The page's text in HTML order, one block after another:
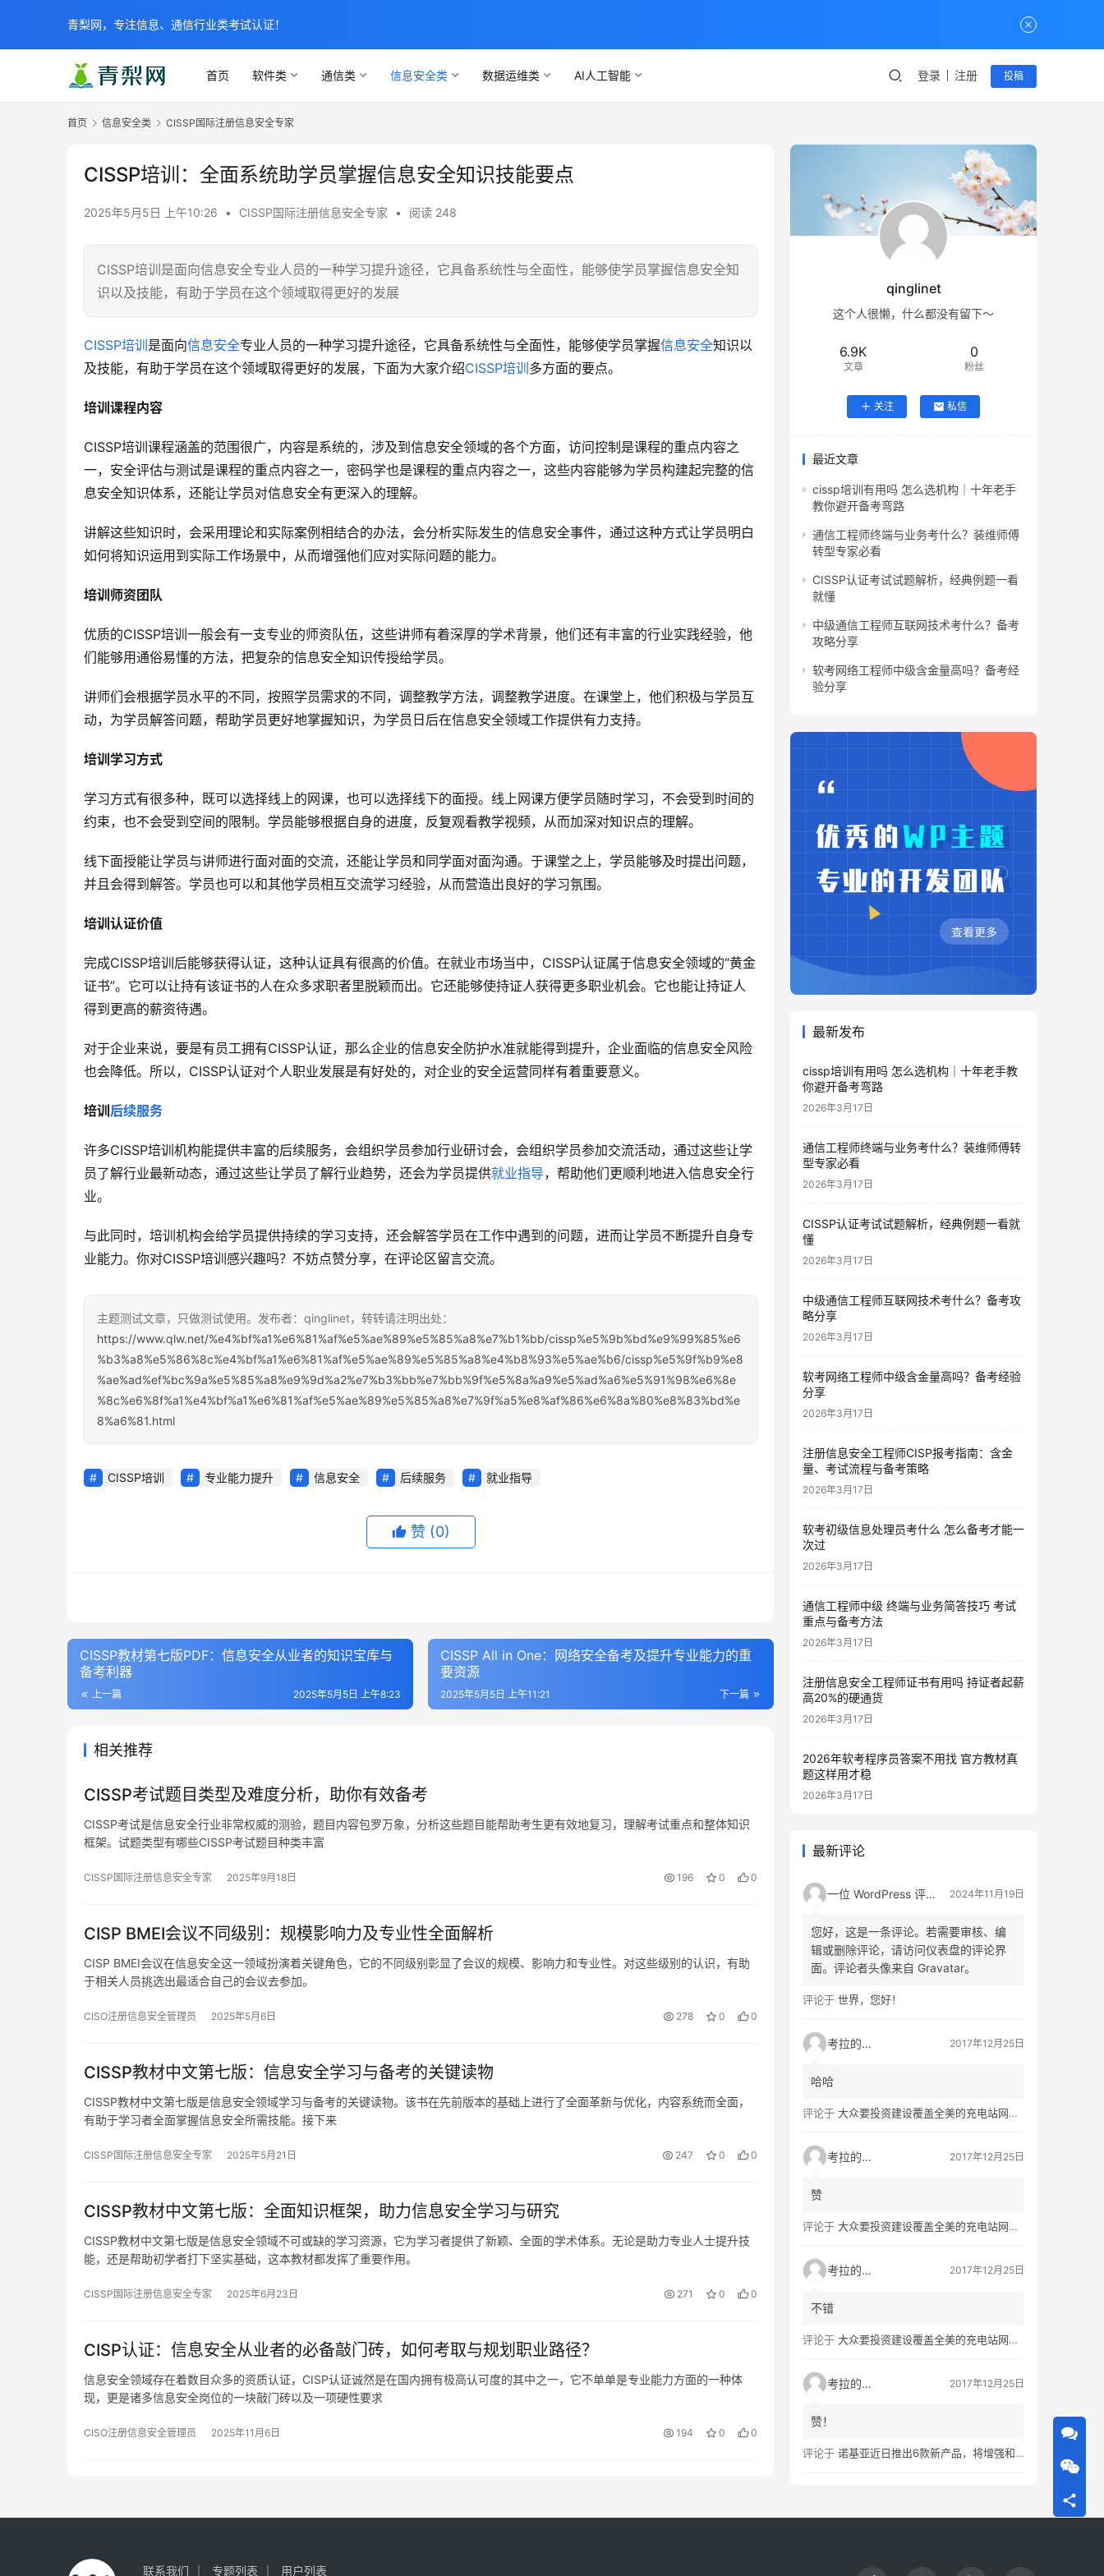
首页 软件类 通信类 信息安全类 数据运维类 AI人工智能 登录 注册 投稿
首页 信息安全类 CISSP国际注册信息安全专家
CISSP培训：全面系统助学员掌握信息安全知识技能要点
2025年5月5日 上午10:26 • CISSP国际注册信息安全专家 • 阅读 248
CISSP培训是面向信息安全专业人员的一种学习提升途径，它具备系统性与全面性，能够使学员掌握信息安全知
识以及技能，有助于学员在这个领域取得更好的发展
CISSP培训 是面向信息安全专业人员的一种学习提升途径，它具备系统性与全面性，能够使学员掌握信息安全知识以
及技能，有助于学员在这个领域取得更好的发展，下面为大家介绍CISSP培训 多方面的要点。
培训课程内容
CISSP培训课程涵盖的范围很广，内容是系统的，涉及到信息安全领域的各个方面，访问控制是课程的重点内容之
一，安全评估与测试是课程的重点内容之一，密码学也是课程的重点内容之一，这些内容能够为学员构建起完整的信
息安全知识体系，还能让学员对信息安全有更深入的理解。
讲解这些知识时，会采用理论和实际案例相结合的办法，会分析实际发生的信息安全事件，通过这种方式让学员明白
如何将知识运用到实际工作场景中，从而增强他们应对实际问题的能力。
培训师资团队
优质的CISSP培训一般会有一支专业的师资队伍，这些讲师有着深厚的学术背景，他们还有丰富的行业实践经验，他
们能够用通俗易懂的方法，把复杂的信息安全知识传授给学员。
讲师们会根据学员水平的不同，按照学员需求的不同，调整教学方法，调整教学进度。在课堂上，他们积极与学员互
动，为学员解答问题，帮助学员更好地掌握知识，为学员日后在信息安全领域工作提供有力支持。
培训学习方式
学习方式有很多种，既可以选择线上的网课，也可以选择线下的面授。线上网课方便学员随时学习，不会受到时间的
约束，也不会受到空间的限制。学员能够根据自身的进度，反复观看教学视频，从而加深对知识点的理解。
线下面授能让学员与讲师进行面对面的交流，还能让学员和同学面对面沟通。于课堂之上，学员能够及时提出问题，
并且会得到解答。学员也可以和其他学员相互交流学习经验，从而营造出良好的学习氛围。
培训认证价值
完成CISSP培训后能够获得认证，这种认证具有很高的价值。在就业市场当中，CISSP认证属于信息安全领域的“黄金
证书”。它可以让持有该证书的人在众多求职者里脱颖而出。它还能够使持证人获得更多职业机会。它也能让持证人
得到更高的薪资待遇。
对于企业来说，要是有员工拥有CISSP认证，那么企业的信息安全防护水准就能得到提升，企业面临的信息安全风险
也会降低。所以，CISSP认证对个人职业发展是有好处的，对企业的安全运营同样有着重要意义。
培训 后续服务
许多CISSP培训机构能提供丰富的后续服务，会组织学员参加行业研讨会，会组织学员参加交流活动，通过这些让学
员了解行业最新动态，通过这些让学员了解行业趋势，还会为学员提供就业指导，帮助他们更顺利地进入信息安全行
业。
与此同时，培训机构会给学员提供持续的学习支持，还会解答学员在工作中遇到的问题，进而让学员不断提升自身专
业能力。你对CISSP培训感兴趣吗？不妨点赞分享，在评论区留言交流。
主题测试文章，只做测试使用。发布者：qinglinet，转转请注明出处：
https://www.qlw.net/%e4%bf%a1%e6%81%af%e5%ae%89%e5%85%a8%e7%b1%bb/cissp%e5%9b%bd%e9%99%85%e6
%b3%a8%e5%86%8c%e4%bf%a1%e6%81%af%e5%ae%89%e5%85%a8%e4%b8%93%e5%ae%b6/cissp%e5%9f%b9%e8
%ae%ad%ef%bc%9a%e5%85%a8%e9%9d%a2%e7%b3%bb%e7%bb%9f%e5%8a%a9%e5%ad%a6%e5%91%98%e6%8e
%8c%e6%8f%a1%e4%bf%a1%e6%81%af%e5%ae%89%e5%85%a8%e7%9f%a5%e8%af%86%e6%8a%80%e8%83%bd%e
8%a6%81.html
CISSP培训 专业能力提升 信息安全 后续服务 就业指导
赞 (0)
CISSP教材第七版PDF：信息安全从业者的知识宝库与
备考利器
上一篇 2025年5月5日 上午8:23
CISSP All in One：网络安全备考及提升专业能力的重
要资源
下一篇
2025年5月5日 上午11:21
相关推荐
CISSP考试题目类型及难度分析，助你有效备考
CISSP考试是信息安全行业非常权威的测验，题目内容包罗万象，分析这些题目能帮助考生更有效地复习，理解考试重点和整体知识
框架。试题类型有哪些CISSP考试题目种类丰富
CISSP国际注册信息安全专家 2025年9月18日 196 0 0
CISP BMEI会议不同级别：规模影响力及专业性全面解析
CISP BMEI会议在信息安全这一领域扮演着关键角色，它的不同级别彰显了会议的规模、影响力和专业性。对这些级别的认识，有助
于相关人员挑选出最适合自己的会议去参加。
CISO注册信息安全管理员 2025年5月6日 278 0 0
CISSP教材中文第七版：信息安全学习与备考的关键读物
CISSP教材中文第七版是信息安全领域学习与备考的关键读物。该书在先前版本的基础上进行了全面革新与优化，内容系统而全面，
有助于学习者全面掌握信息安全所需技能。接下来
CISSP国际注册信息安全专家 2025年5月21日 247 0 0
CISSP教材中文第七版：全面知识框架，助力信息安全学习与研究
CISSP教材中文第七版是信息安全领域不可或缺的学习资源，它为学习者提供了新颖、全面的学术体系。无论是助力专业人士提升技
能，还是帮助初学者打下坚实基础，这本教材都发挥了重要作用。
CISSP国际注册信息安全专家 2025年6月23日 271 0 0
CISP认证：信息安全从业者的必备敲门砖，如何考取与规划职业路径？
信息安全领域存在着数目众多的资质认证，CISP认证诚然是在国内拥有极高认可度的其中之一，它不单单是专业能力方面的一种体
现，更是诸多信息安全岗位的一块敲门砖以及一项硬性要求
CISO注册信息安全管理员 2025年11月6日 194 0 0
qinglinet
这个人很懒，什么都没有留下～
6.9K
文章
0
粉丝
关注 私信
最近文章
cissp培训有用吗 怎么选机构｜十年老手
教你避开备考弯路
通信工程师终端与业务考什么？装维师傅
转型专家必看
CISSP认证考试试题解析，经典例题一看
就懂
中级通信工程师互联网技术考什么？备考
攻略分享
软考网络工程师中级含金量高吗？备考经
验分享
最新发布
cissp培训有用吗 怎么选机构｜十年老手教
你避开备考弯路
2026年3月17日
通信工程师终端与业务考什么？装维师傅转
型专家必看
2026年3月17日
CISSP认证考试试题解析，经典例题一看就
懂
2026年3月17日
中级通信工程师互联网技术考什么？备考攻
略分享
2026年3月17日
软考网络工程师中级含金量高吗？备考经验
分享
2026年3月17日
注册信息安全工程师CISP报考指南：含金
量、考试流程与备考策略
2026年3月17日
软考初级信息处理员考什么 怎么备考才能一
次过
2026年3月17日
通信工程师中级 终端与业务简答技巧 考试
重点与备考方法
2026年3月17日
注册信息安全工程师证书有用吗 持证者起薪
高20%的硬通货
2026年3月17日
2026年软考程序员答案不用找 官方教材真
题这样用才稳
2026年3月17日
最新评论
一位 WordPress 评论者 2024年11月19日
您好，这是一条评论。若需要审核、编
辑或删除评论，请访问仪表盘的评论界
面。评论者头像来自 Gravatar。
评论于 世界，您好！
考拉的生活 2017年12月25日
哈哈
评论于 大众要投资建设覆盖全美的充电站网络，特斯拉也没闲着
考拉的生活 2017年12月25日
赞
评论于 大众要投资建设覆盖全美的充电站网络，特斯拉也没闲着
考拉的生活 2017年12月25日
不错
评论于 大众要投资建设覆盖全美的充电站网络，特斯拉也没闲着
考拉的生活 2017年12月25日
赞！
评论于 诺基亚近日推出6款新产品，将增强和16家公司合作，VR领域发力明显
联系我们 专题列表 用户列表
青梨网，专注信息、通信行业类考试认证！